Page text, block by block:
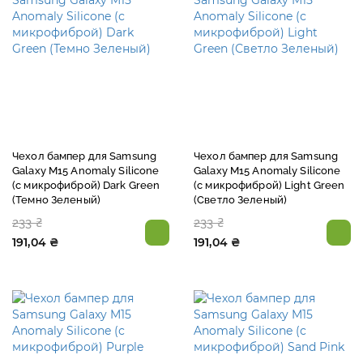
Чехол бампер для Samsung
Galaxy M15 Anomaly Silicone
(с микрофиброй) Dark Green
(Темно Зеленый)
233 ₴
191,04 ₴
Чехол бампер для Samsung
Galaxy M15 Anomaly Silicone
(с микрофиброй) Light Green
(Светло Зеленый)
233 ₴
191,04 ₴